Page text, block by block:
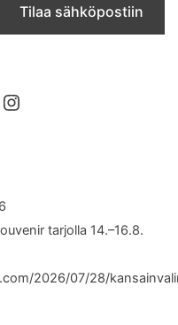
Tilaa sähköpostiin
Instagram
tarjolla 14.–16.8.
2026/07/28/